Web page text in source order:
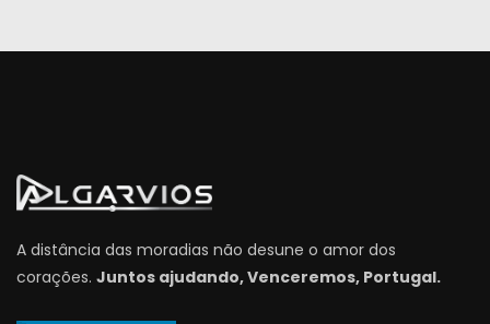
A distância das moradias não desune o amor dos
corações. Juntos ajudando, Venceremos, Portugal.